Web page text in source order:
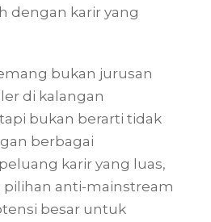
dengan karir yang
bukan jurusan
di kalangan
bukan berarti tidak
berbagai
karir yang luas,
pilihan anti-mainstream
besar untuk